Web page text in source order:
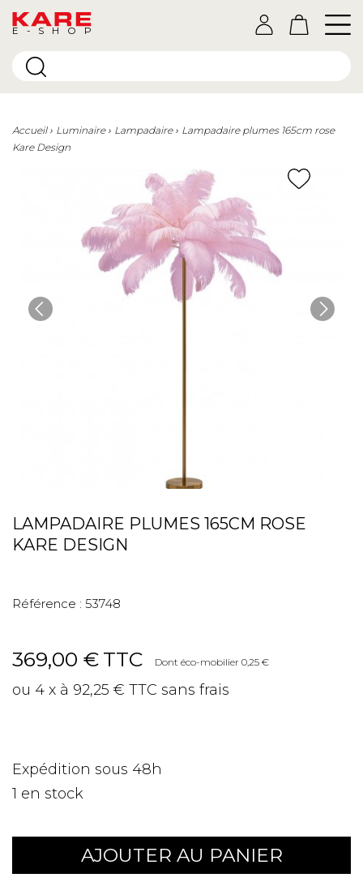
E-SHOP
Accueil Luminaire Lampadaire
Lampadaire plumes 165cm rose
Kare Design
LAMPADAIRE PLUMES 165CM ROSE
KARE DESIGN
Référence : 53748
369,00 € TTC Dont éco-mobilier 0,25 €
ou 4 x à 92,25 € TTC sans frais
Expédition sous 48h
1 en stock
AJOUTER AU PANIER